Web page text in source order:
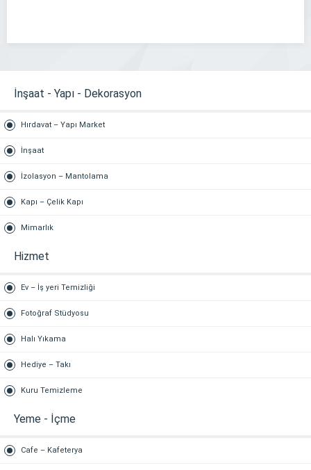
İnşaat - Yapı - Dekorasyon
Hırdavat – Yapı Market
İnşaat
İzolasyon – Mantolama
Kapı – Çelik Kapı
Mimarlık
Hizmet
Ev – İş yeri Temizliği
Fotoğraf Stüdyosu
Halı Yıkama
Hediye – Takı
Kuru Temizleme
Yeme - İçme
Cafe – Kafeterya